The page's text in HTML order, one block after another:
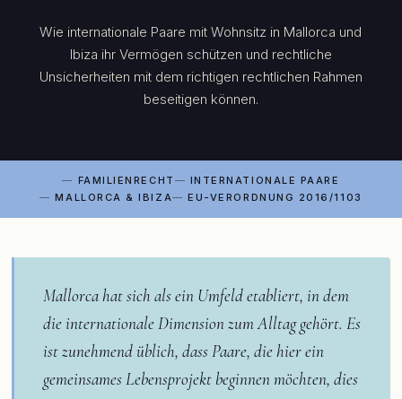
Wie internationale Paare mit Wohnsitz in Mallorca und
Ibiza ihr Vermögen schützen und rechtliche
Unsicherheiten mit dem richtigen rechtlichen Rahmen
beseitigen können.
FAMILIENRECHT
INTERNATIONALE PAARE
MALLORCA & IBIZA
EU-VERORDNUNG 2016/1103
Mallorca hat sich als ein Umfeld etabliert, in dem
die internationale Dimension zum Alltag gehört. Es
ist zunehmend üblich, dass Paare, die hier ein
gemeinsames Lebensprojekt beginnen möchten, dies